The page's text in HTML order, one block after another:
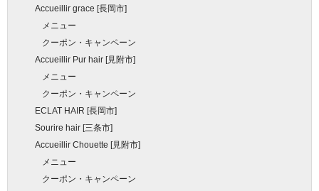
Accueillir grace [長岡市]
メニュー
クーポン・キャンペーン
Accueillir Pur hair [見附市]
メニュー
クーポン・キャンペーン
ECLAT HAIR [長岡市]
Sourire hair [三条市]
Accueillir Chouette [見附市]
メニュー
クーポン・キャンペーン